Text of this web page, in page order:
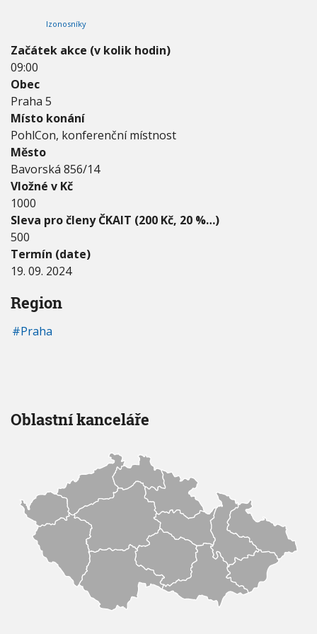
E
4
-
1
9
.
0
9
.
2
0
2
4
Izonosníky
Začátek akce (v kolik hodin)
09:00
Obec
Praha 5
Místo konání
PohlCon, konferenční místnost
Město
Bavorská 856/14
Vložné v Kč
1000
Sleva pro členy ČKAIT (200 Kč, 20 %…)
500
Termín (date)
19. 09. 2024
Region
Praha
Oblastní kanceláře